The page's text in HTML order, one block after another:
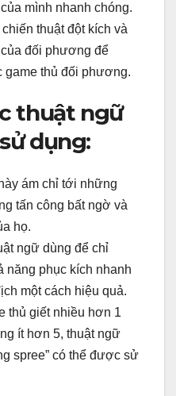
mình nhanh chóng.
thuật đột kích và
đối phương để
game thủ đối phương.
thuật ngữ
dụng:
ám chỉ tới những
tấn công bất ngờ và
họ.
ngữ dùng để chỉ
năng phục kích nhanh
một cách hiệu quả.
thủ giết nhiều hơn 1
ít hơn 5, thuật ngữ
spree” có thể được sử